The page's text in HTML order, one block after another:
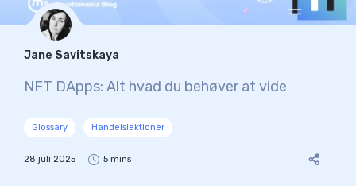
Jane Savitskaya
NFT DApps: Alt hvad du behøver at vide
Glossary Handelslektioner
28 juli 2025 5 mins